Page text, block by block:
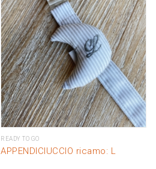
READY TO GO
APPENDICIUCCIO ricamo: L